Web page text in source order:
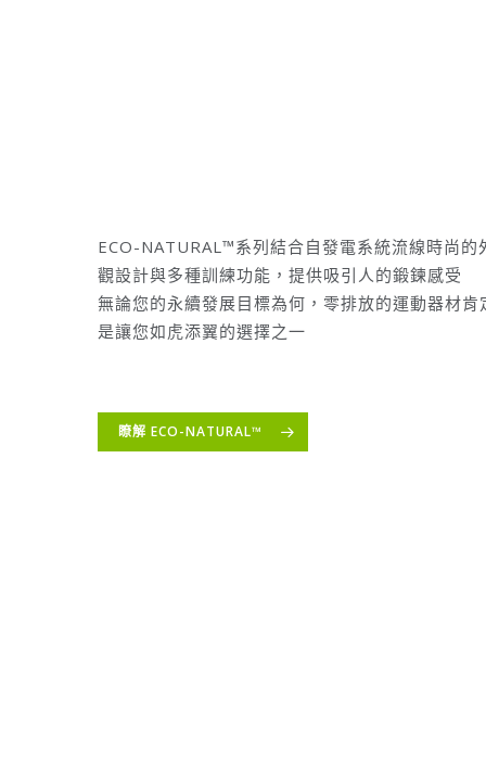
ECO-NATURAL™系列結合自發電系統流線時尚的
觀設計與多種訓練功能，提供吸引人的鍛鍊感受
無論您的永續發展目標為何，零排放的運動器材肯
是讓您如虎添翼的選擇之一
瞭解 ECO-NATURAL™